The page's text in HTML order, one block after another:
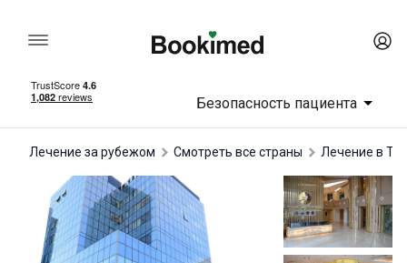
Безопасность пациента
Лечение за рубежом Смотреть все страны лечение в